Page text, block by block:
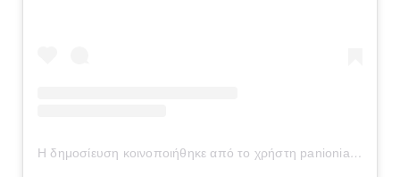
Η δημοσίευση κοινοποιήθηκε από το χρήστη panionianea.gr (@panionianea.gr)